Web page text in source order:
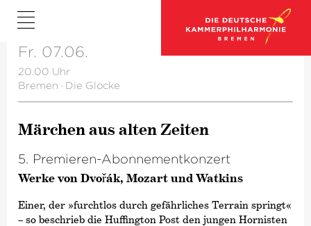
Fr. 07.06.
20.00 Uhr
Bremen · Die Glocke
Märchen aus alten Zeiten
5. Premieren-Abonnementkonzert
Werke von Dvořák, Mozart und Watkins
Einer, der »furchtlos durch gefährliches Terrain springt«
– so beschrieb die Huffington Post den jungen Hornisten